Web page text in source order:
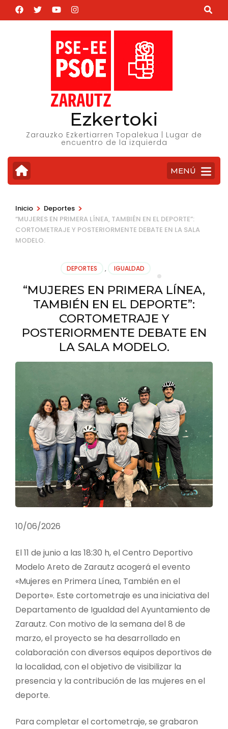
Saltar
al
Ezkertoki
Zarauzko Ezkertiarren Topalekua | Lugar de
encuentro de la izquierda
MENÚ
Inicio > Deportes >
“MUJERES EN PRIMERA LÍNEA, TAMBIÉN EN EL DEPORTE”:
CORTOMETRAJE Y POSTERIORMENTE DEBATE EN LA SALA
MODELO.
DEPORTES , IGUALDAD
“MUJERES EN PRIMERA LÍNEA,
TAMBIÉN EN EL DEPORTE”:
CORTOMETRAJE Y
POSTERIORMENTE DEBATE EN
LA SALA MODELO.
10/06/2026
El 11 de junio a las 18:30 h, el Centro Deportivo
Modelo Areto de Zarautz acogerá el evento
«Mujeres en Primera Línea, También en el
Deporte». Este cortometraje es una iniciativa del
Departamento de Igualdad del Ayuntamiento de
Zarautz. Con motivo de la semana del 8 de
marzo, el proyecto se ha desarrollado en
colaboración con diversos equipos deportivos de
la localidad, con el objetivo de visibilizar la
presencia y la contribución de las mujeres en el
deporte.
Para completar el cortometraje, se grabaron